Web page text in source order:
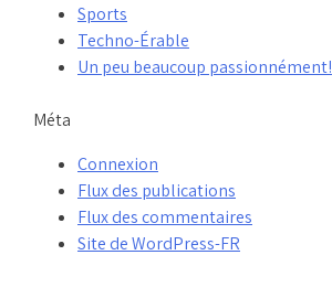
Sports
Techno-Érable
Un peu beaucoup passionnément!
Méta
Connexion
Flux des publications
Flux des commentaires
Site de WordPress-FR